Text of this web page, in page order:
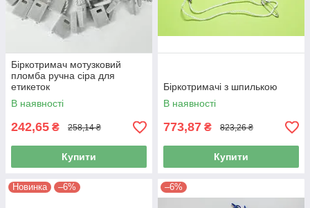
Біркотримач мотузковий
пломба ручна сіра для
етикеток
В наявності
242,65 ₴ 258,14 ₴
Купити
Біркотримачі з шпилькою
В наявності
773,87 ₴ 823,26 ₴
Купити
Новинка –6% –6%